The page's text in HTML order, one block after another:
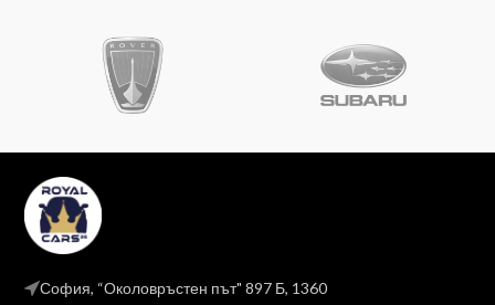
София, “Околовръстен път" 897 Б, 1360